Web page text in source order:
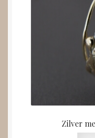
Zilver